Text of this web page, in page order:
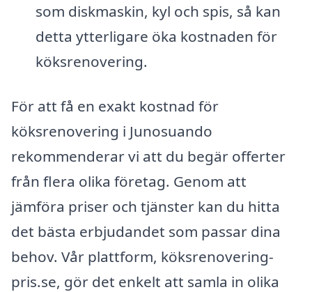
som diskmaskin, kyl och spis, så kan
detta ytterligare öka kostnaden för
köksrenovering.
För att få en exakt kostnad för
köksrenovering i Junosuando
rekommenderar vi att du begär offerter
från flera olika företag. Genom att
jämföra priser och tjänster kan du hitta
det bästa erbjudandet som passar dina
behov. Vår plattform, köksrenovering-
pris.se, gör det enkelt att samla in olika